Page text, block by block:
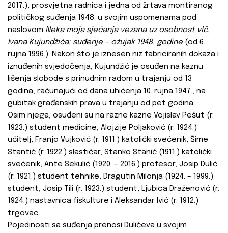
2017.), prosvjetna radnica i jedna od žrtava montiranog
političkog suđenja 1948. u svojim uspomenama pod
naslovom Neka moja sjećanja vezana uz osobnost vlč.
Ivana Kujundžića: suđenje – ožujak 1948. godine (od 6.
rujna 1996.). Nakon što je iznesen niz fabriciranih dokaza i
iznuđenih svjedočenja, Kujundžić je osuđen na kaznu
lišenja slobode s prinudnim radom u trajanju od 13
godina, računajući od dana uhićenja 10. rujna 1947., na
gubitak građanskih prava u trajanju od pet godina.
Osim njega, osuđeni su na razne kazne Vojislav Pešut (r.
1923.) student medicine, Alojzije Poljaković (r. 1924.)
učitelj, Franjo Vujković (r. 1911.) katolički svećenik, Šime
Stantić (r. 1922.) slastičar, Stanko Stanić (1911.) katolički
svećenik, Ante Sekulić (1920. – 2016.) profesor, Josip Dulić
(r. 1921.) student tehnike, Dragutin Milonja (1924. – 1999.)
student, Josip Tili (r. 1923.) student, Ljubica Draženović (r.
1924.) nastavnica fiskulture i Aleksandar Ivić (r. 1912.)
trgovac.
Pojedinosti sa suđenja prenosi Dulićeva u svojim